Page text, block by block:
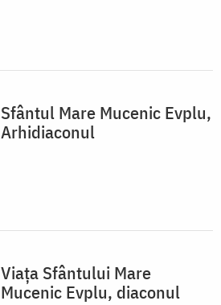
Sfântul Mare Mucenic Evplu,
Arhidiaconul
Viața Sfântului Mare
Mucenic Evplu, diaconul